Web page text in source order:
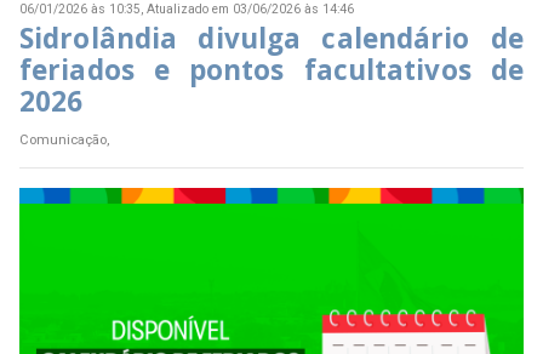
06/01/2026 às 10:35, Atualizado em 03/06/2026 às 14:46
Sidrolândia divulga calendário de
feriados e pontos facultativos de
2026
Comunicação,